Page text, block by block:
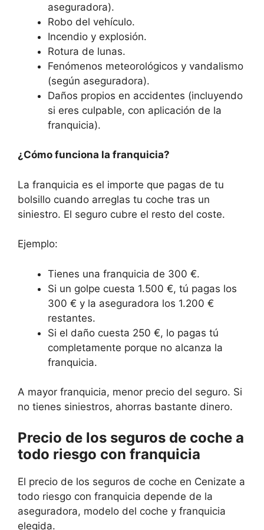
aseguradora).
Robo del vehículo.
Incendio y explosión.
Rotura de lunas.
Fenómenos meteorológicos y vandalismo
(según aseguradora).
Daños propios en accidentes (incluyendo
si eres culpable, con aplicación de la
franquicia).
¿Cómo funciona la franquicia?
La franquicia es el importe que pagas de tu
bolsillo cuando arreglas tu coche tras un
siniestro. El seguro cubre el resto del coste.
Ejemplo:
Tienes una franquicia de 300 €.
Si un golpe cuesta 1.500 €, tú pagas los
300 € y la aseguradora los 1.200 €
restantes.
Si el daño cuesta 250 €, lo pagas tú
completamente porque no alcanza la
franquicia.
A mayor franquicia, menor precio del seguro. Si
no tienes siniestros, ahorras bastante dinero.
Precio de los seguros de coche a
todo riesgo con franquicia
El precio de los seguros de coche en Cenizate a
todo riesgo con franquicia depende de la
aseguradora, modelo del coche y franquicia
elegida.